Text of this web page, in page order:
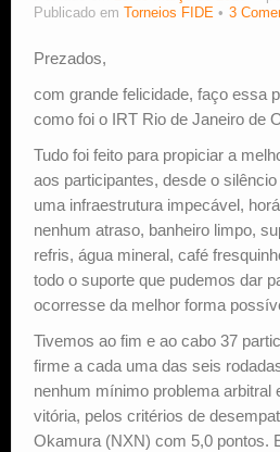
Publicado em
Torneios FIDE 3
Prezados,
com grande felicidade, faço essa
como foi o IRT Rio de Janeiro de
Tudo foi feito para propiciar a
aos participantes, desde o
uma infraestrutura impecável,
nenhum atraso, banheiro limpo,
refris, água mineral, café
todo o suporte que pudemos dar
ocorresse da melhor forma
Tivemos ao fim e ao cabo 37
firme a cada uma das seis
nenhum mínimo problema arbitral
vitória, pelos critérios de
Okamura (NXN) com 5,0 pontos.